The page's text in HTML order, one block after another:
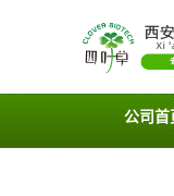
公司首